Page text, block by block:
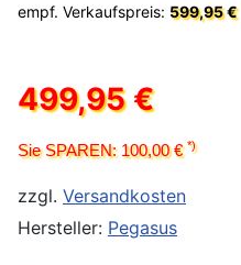
empf. Verkaufspreis: 599,95 €
499,95 €
Sie SPAREN: 100,00 €*)
zzgl. Versandkosten
Hersteller: Pegasus